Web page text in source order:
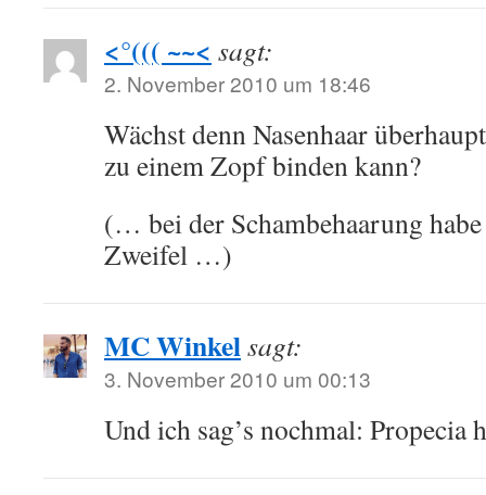
<°((( ~~< sagt:
2. November 2010 um 18:46
Wächst denn Nasenhaar
zu einem Zopf binden kann?
(… bei der Schambehaarung
Zweifel …)
MC Winkelsagt:
3. November 2010 um 00:13
Und ich sag’s nochmal: